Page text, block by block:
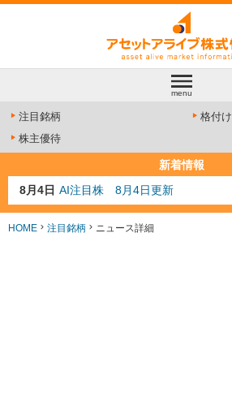
menu
注目銘柄
格付け
株主優待
新着情報
8月4日 AI注目株 8月4日更新
8月3日 人気業種注目株 8月3日更新
8月2日 金融注目株 8月2日更新
HOME 注目銘柄 ニュース詳細